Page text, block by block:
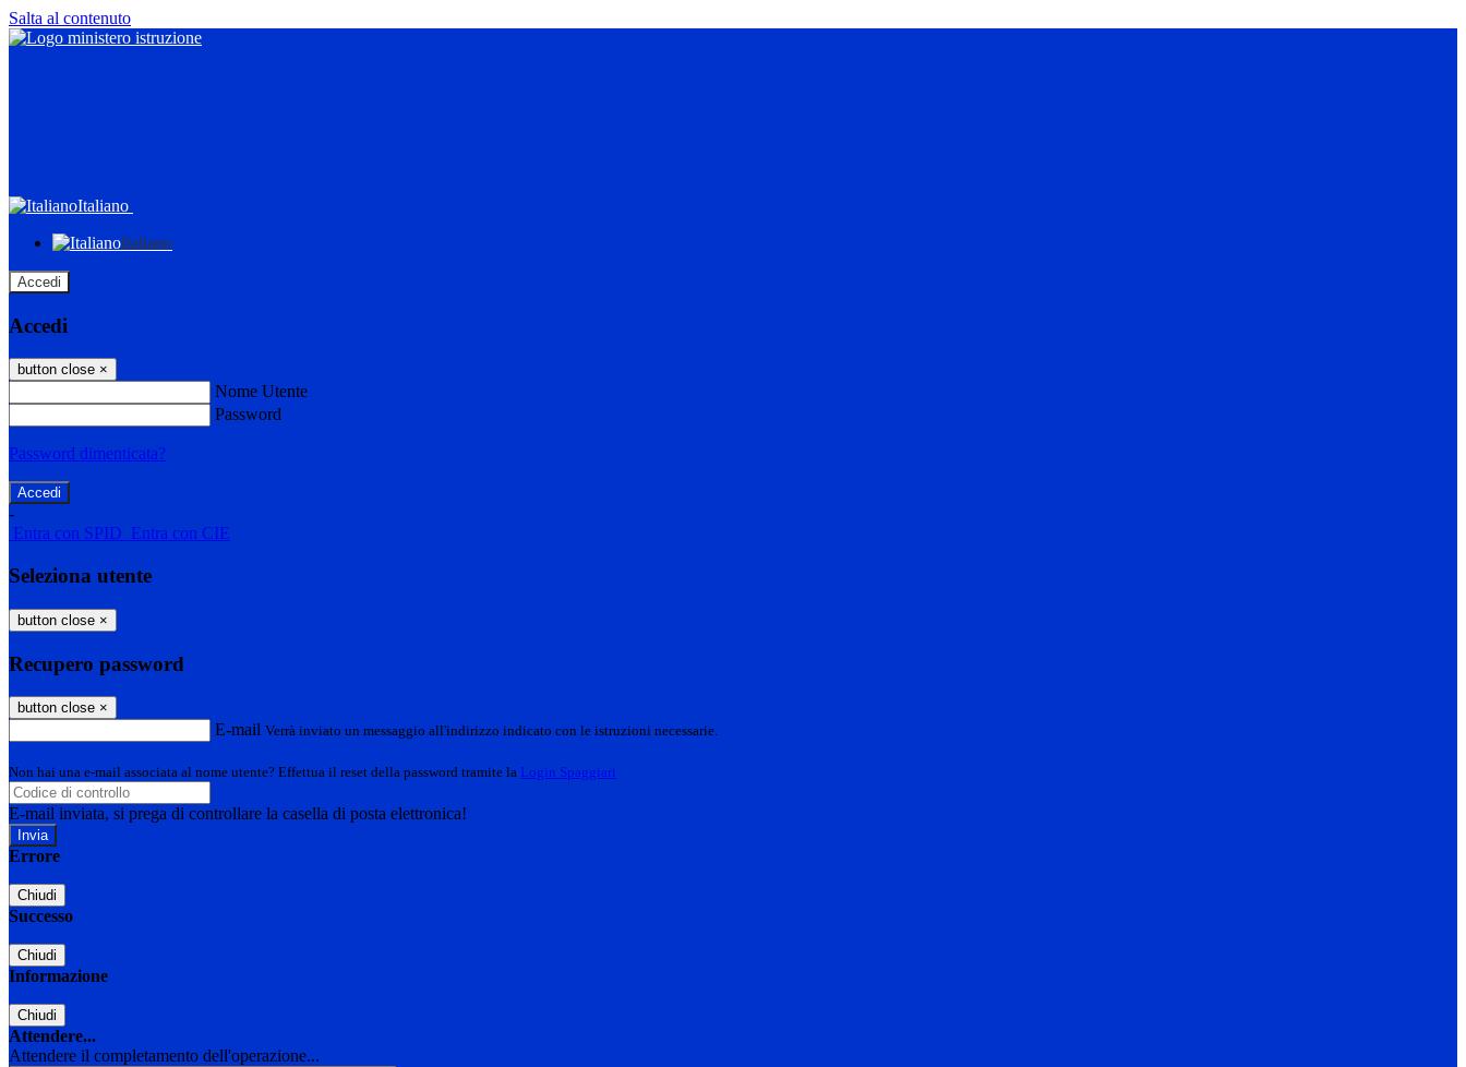
Salta al contenuto
Italiano
Italiano
Accedi
Accedi
button close ×
Nome Utente
Password
Password dimenticata?
-
Entra con SPID Entra con CIE
Seleziona utente
button close ×
Recupero password
button close ×
E-mail Verrà inviato un messaggio all'indirizzo indicato con le istruzioni necessarie.
Non hai una e-mail associata al nome utente? Effettua il reset della password tramite la Login Spaggiari
E-mail inviata, si prega di controllare la casella di posta elettronica!
Errore
Chiudi
Successo
Chiudi
Informazione
Chiudi
Attendere...
Attendere il completamento dell'operazione...